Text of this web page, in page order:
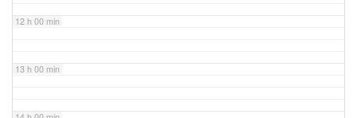
12 h 00 min
13 h 00 min